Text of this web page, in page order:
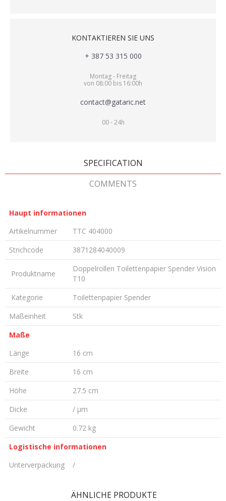
KONTAKTIEREN SIE UNS
+ 387 53 315 000
Montag - Freitag
von 08:00 bis 16:00h
contact@gataric.net
00 - 24h
SPECIFICATION
COMMENTS
Haupt informationen
Artikelnummer
TTC 404000
Strichcode
3871284040009
Produktname
Doppelrollen Toilettenpapier Spender Vision
T10
Kategorie
Toilettenpapier Spender
Maßeinheit
Stk
Maße
Länge
16 cm
Breite
16 cm
Höhe
27.5 cm
Dicke
/ µm
Gewicht
0.72 kg
Logistische informationen
Unterverpackung
/
ÄHNLICHE PRODUKTE